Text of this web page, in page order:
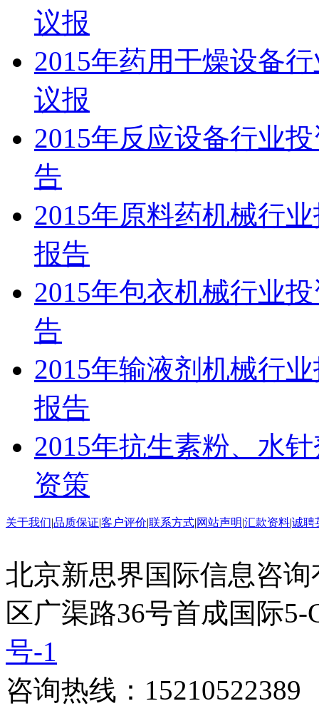
议报
2015年药用干燥设备
议报
2015年反应设备行业
告
2015年原料药机械行
报告
2015年包衣机械行业
告
2015年输液剂机械行
报告
2015年抗生素粉、水
资策
关于我们|品质保证|客户评价|联系方式|网站声明|汇款资料|诚聘
北京新思界国际信息咨
区广渠路36号首成国际
号-1
咨询热线：